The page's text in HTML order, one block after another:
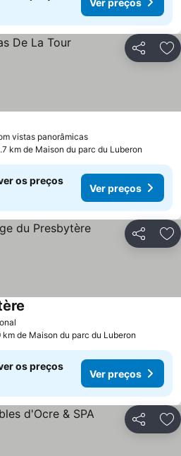
Partilhar
vistas panorâmicas
km de Maison du parc du Luberon
os preços
Ver preços
Partilhar
km de Maison du parc du Luberon
os preços
Ver preços
Partilhar